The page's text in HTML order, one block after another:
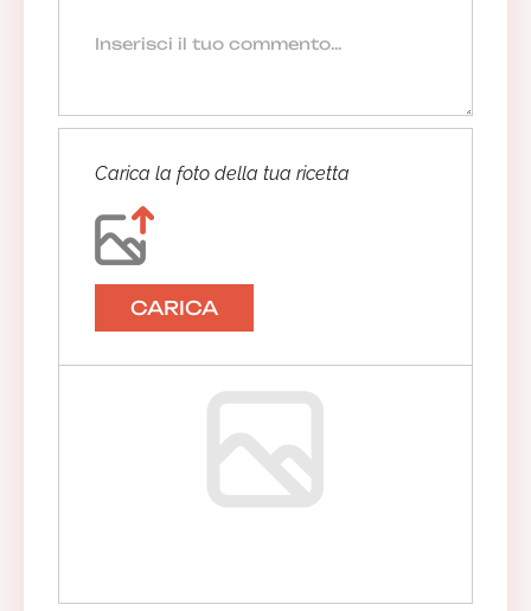
Carica la foto della tua ricetta
CARICA